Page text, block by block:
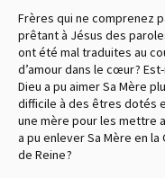
Frères qui ne comprenez
prêtant à Jésus des
ont été mal traduites au
d’amour dans le cœur ?
Dieu a pu aimer Sa Mère
difficile à des êtres dotés
une mère pour les mettre
a pu enlever Sa Mère en
de Reine ?